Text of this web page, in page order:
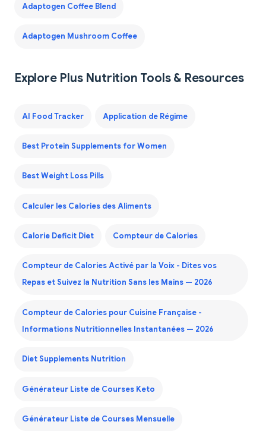
Adaptogen Coffee Blend
Adaptogen Mushroom Coffee
Explore Plus Nutrition Tools & Resources
AI Food Tracker Application de Régime
Best Protein Supplements for Women
Best Weight Loss Pills
Calculer les Calories des Aliments
Calorie Deficit Diet Compteur de Calories
Compteur de Calories Activé par la Voix - Dites vos
Repas et Suivez la Nutrition Sans les Mains — 2026
Compteur de Calories pour Cuisine Française -
Informations Nutritionnelles Instantanées — 2026
Diet Supplements Nutrition
Générateur Liste de Courses Keto
Générateur Liste de Courses Mensuelle